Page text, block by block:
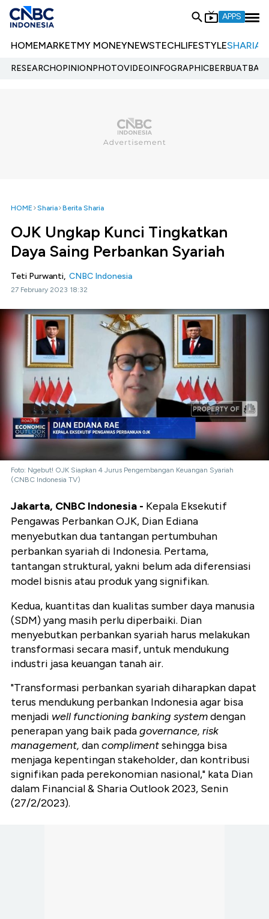
APPS
HOMEMARKETMY MONEYNEWSTECHLIFESTYLESHARIA
RESEARCHOPINIONPHOTOVIDEOINFOGRAPHIC
HOME Sharia Berita Sharia
OJK Ungkap Kunci Tingkatkan
Daya Saing Perbankan Syariah
Teti Purwanti, CNBC Indonesia
27 February 2023 18:32
Foto: Ngebut! OJK Siapkan 4 Jurus Pengembangan Keuangan Syariah
(CNBC Indonesia TV)
Jakarta, CNBC Indonesia - Kepala Eksekutif
Pengawas Perbankan OJK, Dian Ediana
menyebutkan dua tantangan pertumbuhan
perbankan syariah di Indonesia. Pertama,
tantangan struktural, yakni belum ada diferensiasi
model bisnis atau produk yang signifikan.
Kedua, kuantitas dan kualitas sumber daya manusia
(SDM) yang masih perlu diperbaiki. Dian
menyebutkan perbankan syariah harus melakukan
transformasi secara masif, untuk mendukung
industri jasa keuangan tanah air.
"Transformasi perbankan syariah diharapkan dapat
terus mendukung perbankan Indonesia agar bisa
menjadi well functioning banking systemdengan
penerapan yang baik padagovernance, risk
management, dancomplimentsehingga bisa
menjaga kepentingan stakeholder, dan kontribusi
signifikan pada perekonomian nasional," kata Dian
dalam Financial & Sharia Outlook 2023, Senin
(27/2/2023).